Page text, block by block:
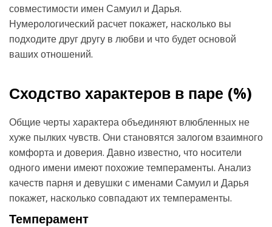
совместимости имен Самуил и Дарья.
Нумерологический расчет покажет, насколько вы
подходите друг другу в любви и что будет основой
ваших отношений.
Сходство характеров в паре (%)
Общие черты характера объединяют влюбленных не
хуже пылких чувств. Они становятся залогом взаимного
комфорта и доверия. Давно известно, что носители
одного имени имеют похожие темпераменты. Анализ
качеств парня и девушки с именами Самуил и Дарья
покажет, насколько совпадают их темпераменты.
Темперамент